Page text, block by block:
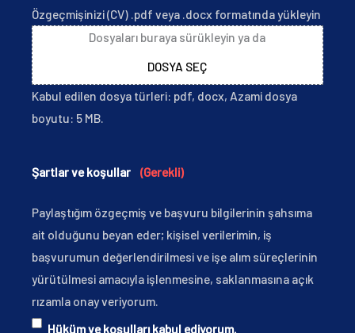
Özgeçmişinizi (CV) .pdf veya .docx formatında yükleyin
Dosyaları buraya sürükleyin ya da
DOSYA SEÇ
Kabul edilen dosya türleri: pdf, docx, Azami dosya
boyutu: 5 MB.
Şartlar ve koşullar (Gerekli)
Paylaştığım özgeçmiş ve başvuru bilgilerinin şahsıma
ait olduğunu beyan eder; kişisel verilerimin, iş
başvurumun değerlendirilmesi ve işe alım süreçlerinin
yürütülmesi amacıyla işlenmesine, saklanmasına açık
rızamla onay veriyorum.
Hüküm ve koşulları kabul ediyorum.